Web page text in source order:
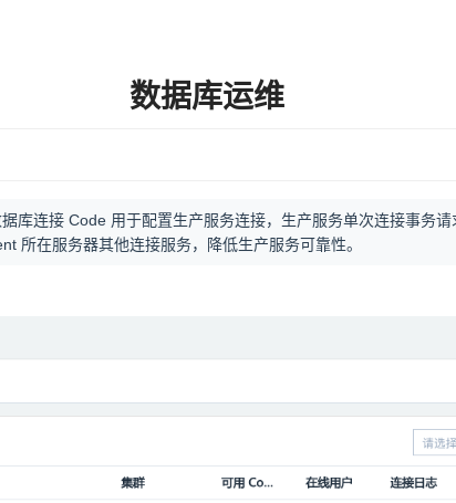
数据库运维
库连接 Code 用于配置生产服务连接，生产服务单次连接事务
所在服务器其他连接服务，降低生产服务可靠性。